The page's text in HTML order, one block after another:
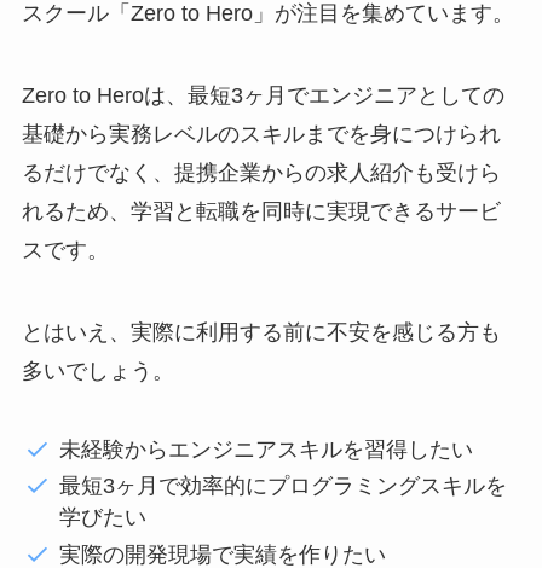
スクール「Zero to Hero」が注目を集めています。
Zero to Heroは、最短3ヶ月でエンジニアとしての
基礎から実務レベルのスキルまでを身につけられ
るだけでなく、提携企業からの求人紹介も受けら
れるため、学習と転職を同時に実現できるサービ
スです。
とはいえ、実際に利用する前に不安を感じる方も
多いでしょう。
未経験からエンジニアスキルを習得したい
最短3ヶ月で効率的にプログラミングスキルを
学びたい
実際の開発現場で実績を作りたい